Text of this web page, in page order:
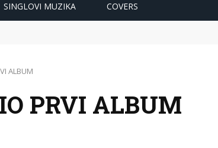
SINGLOVI MUZIKA COVERS
ALBUM
PRVI ALBUM